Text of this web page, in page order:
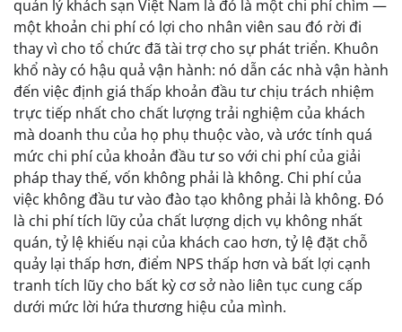
quản lý khách sạn Việt Nam là đó là một chi phí chìm —
một khoản chi phí có lợi cho nhân viên sau đó rời đi
thay vì cho tổ chức đã tài trợ cho sự phát triển. Khuôn
khổ này có hậu quả vận hành: nó dẫn các nhà vận hành
đến việc định giá thấp khoản đầu tư chịu trách nhiệm
trực tiếp nhất cho chất lượng trải nghiệm của khách
mà doanh thu của họ phụ thuộc vào, và ước tính quá
mức chi phí của khoản đầu tư so với chi phí của giải
pháp thay thế, vốn không phải là không. Chi phí của
việc không đầu tư vào đào tạo không phải là không. Đó
là chi phí tích lũy của chất lượng dịch vụ không nhất
quán, tỷ lệ khiếu nại của khách cao hơn, tỷ lệ đặt chỗ
quảy lại thấp hơn, điểm NPS thấp hơn và bất lợi cạnh
tranh tích lũy cho bất kỳ cơ sở nào liên tục cung cấp
dưới mức lời hứa thương hiệu của mình.